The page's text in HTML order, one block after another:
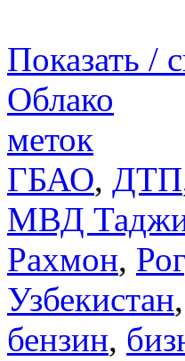
Показать /
Облако
меток
ГБАО, ДТП
МВД
Рахмон,
Узбекистан,
бензин,